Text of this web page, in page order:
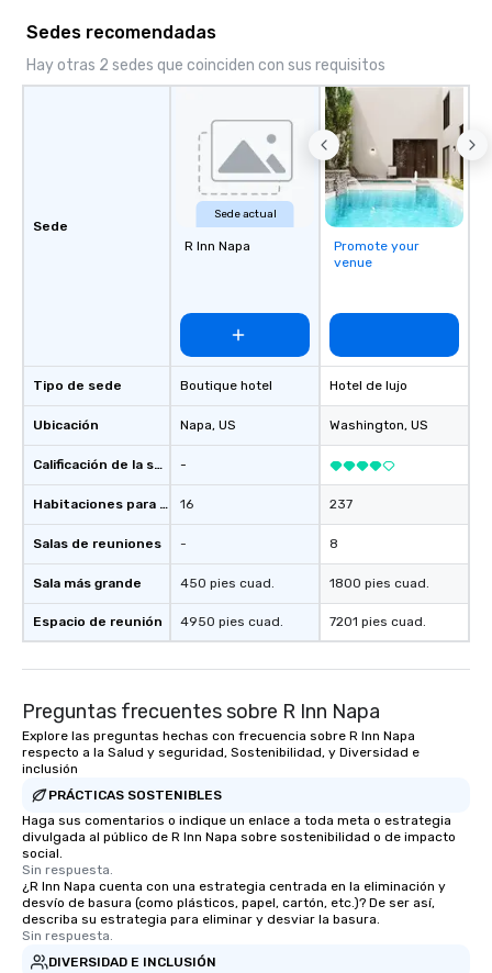
Sedes recomendadas
Hay otras 2 sedes que coinciden con sus requisitos
Sede
Tipo de sede
Ubicación
Calificación de la sede
Habitaciones para huéspedes
Salas de reuniones
Sala más grande
Espacio de reunión
Sede actual
R Inn Napa
Boutique hotel
Napa, US
-
16
-
450 pies cuad.
4950 pies cuad.
Promote your
venue
Hotel de lujo
Washington, US
237
8
1800 pies cuad.
7201 pies cuad.
Preguntas frecuentes sobre R Inn Napa
Explore las preguntas hechas con frecuencia sobre R Inn Napa
respecto a la Salud y seguridad, Sostenibilidad, y Diversidad e
inclusión
PRÁCTICAS SOSTENIBLES
Haga sus comentarios o indique un enlace a toda meta o estrategia
divulgada al público de R Inn Napa sobre sostenibilidad o de impacto
social.
Sin respuesta.
¿R Inn Napa cuenta con una estrategia centrada en la eliminación y
desvío de basura (como plásticos, papel, cartón, etc.)? De ser así,
describa su estrategia para eliminar y desviar la basura.
Sin respuesta.
DIVERSIDAD E INCLUSIÓN